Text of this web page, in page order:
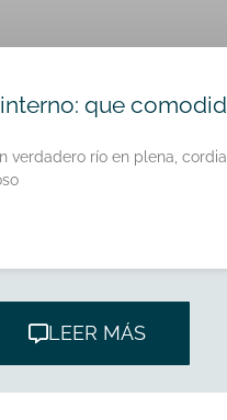
que
verdadero río en plena,
LEER MÁS